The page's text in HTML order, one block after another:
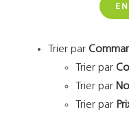
Trier par
Trier par
Trier par
Trier par